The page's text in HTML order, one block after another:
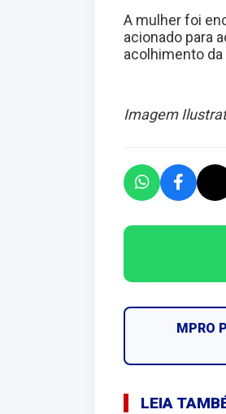
A mulher foi
acionado para
acolhimento da
Imagem
MPRO
LEIA